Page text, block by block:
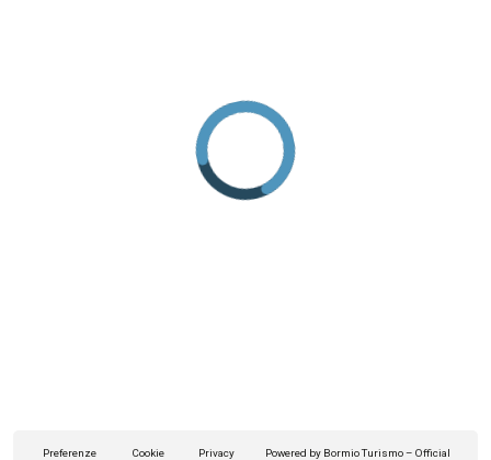
Preferenze
Cookie
Privacy
Powered by Bormio Turismo – Official